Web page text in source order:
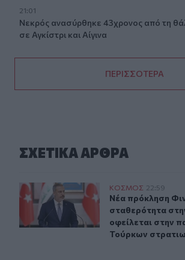
21:01
Νεκρός ανασύρθηκε 43χρονος από τη
σε Αγκίστρι και Αίγινα
ΠΕΡΙΣΣΟΤΕΡΑ
ΣΧΕΤΙΚA AΡΘΡΑ
Νέα πρόκληση Φιντάν: «Η
ΚΟΣΜΟΣ 22:59
Νέα πρόκληση
Νέα πρόκληση
σταθερότητα
οφείλεται στην
Τούρκων